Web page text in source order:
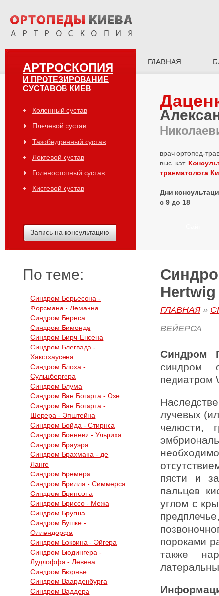
ГЛАВНАЯ
АРТРОСКОПИЯ
И ПРОТЕЗИРОВАНИЕ
СУСТАВОВ КИЕВ
Коленный сустав
Плечевой сустав
Тазобедренный сустав
Локтевой сустав
Голеностопный сустав
Кистевой сустав
Запись на консультацию
врач ортопед-
выс. кат.
травматолога
Дни
с 9 до 18
По теме:
Синдром Берьесона -
Форсмана - Леманна
Синдром Бернса
Синдром Бимонда
Синдром Бирч-Енсена
Синдром Блегвада -
Хакстхаусена
Синдром Блоха -
Сульцбергера
Синдром Блума
Синдром Ван Богарта - Озе
Синдром Ван Богарта -
Шерера - Эпштейна
Синдром Бойда - Стирнса
Синдром Бонневи - Ульриха
Синдром Брауэра
Синдром Брахмана - де
Ланге
Синдром Бремера
Синдром Брилла - Симмерса
Синдром Бринсона
Синдром Бриссо - Межа
Синдром Бругша
Синдром Бушке -
Оллендорфа
Синдром Бэквина - Эйгера
Синдром Бюдингера -
Лудлоффа - Левена
Синдром Бюрнье
Синдром Ваарденбурга
Синдром Ваддера
Hertwig
ГЛАВНАЯ»
ВЕЙЕРСА
Синдром
синдром
педиатром
лучевых
челюсти,
пясти и
пальцев
углом с
пороками
также